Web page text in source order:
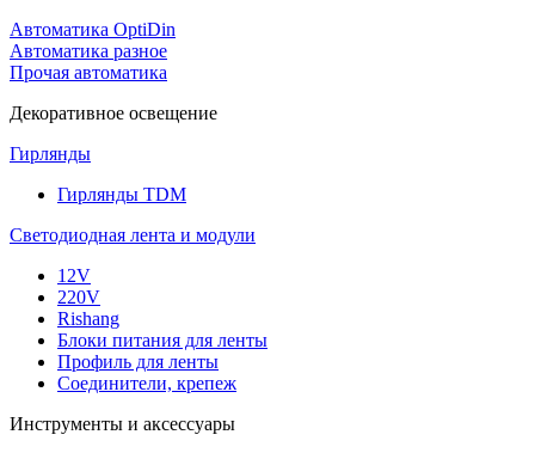
Автоматика OptiDin
Автоматика разное
Прочая автоматика
Декоративное освещение
Гирлянды
Гирлянды TDM
Светодиодная лента и модули
12V
220V
Rishang
Блоки питания для ленты
Профиль для ленты
Соединители, крепеж
Инструменты и аксессуары